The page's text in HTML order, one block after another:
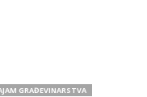
GRAĐEVINARSTVA